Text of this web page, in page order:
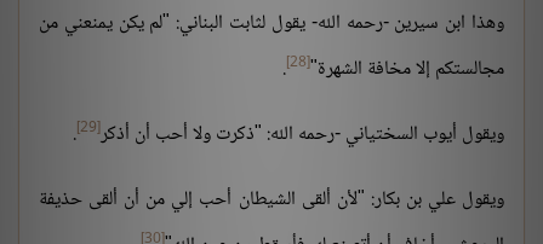
وهذا ابن سيرين -رحمه الله- يقول لثابت البناني: "لم يكن يمنعني من
مجالستكم إلا مخافة الشهرة"[28]
.
ويقول أيوب السختياني -رحمه الله: "ذكرت ولا أحب أن أذكر[29]
.
ويقول علي بن بكار: "لأن ألقى الشيطان أحب إلي من أن ألقى حذيفة